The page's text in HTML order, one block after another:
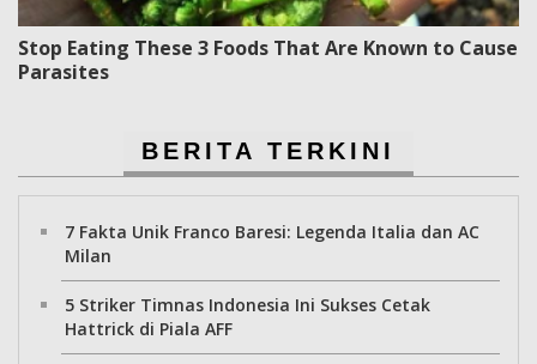
Stop Eating These 3 Foods That Are Known to Cause
Parasites
BERITA TERKINI
7 Fakta Unik Franco Baresi: Legenda Italia dan AC
Milan
5 Striker Timnas Indonesia Ini Sukses Cetak
Hattrick di Piala AFF